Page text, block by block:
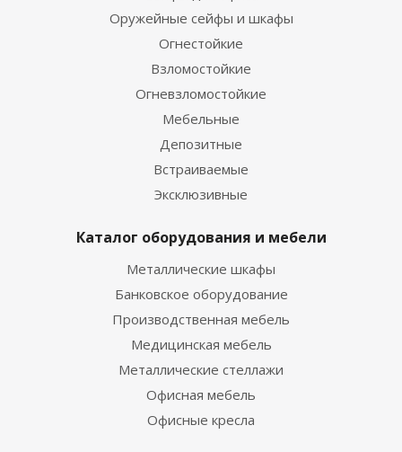
Оружейные сейфы и шкафы
Огнестойкие
Взломостойкие
Огневзломостойкие
Мебельные
Депозитные
Встраиваемые
Эксклюзивные
Каталог оборудования и мебели
Металлические шкафы
Банковское оборудование
Производственная мебель
Медицинская мебель
Металлические стеллажи
Офисная мебель
Офисные кресла